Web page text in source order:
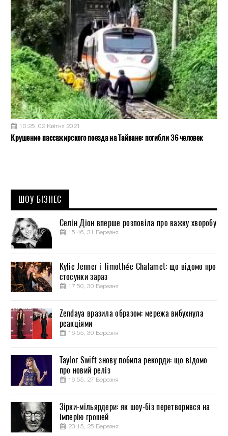
10:25, 02 Квітня 2021
Крушение пассажирского поезда на Тайване: погибли 36 человек
ШОУ-БІЗНЕС
Селін Діон вперше розповіла про важку хворобу
15:46, 31 Березня
Kylie Jenner і Timothée Chalamet: що відомо про
стосунки зараз
17:50, 30 Березня
Zendaya вразила образом: мережа вибухнула
реакціями
16:55, 30 Березня
Taylor Swift знову побила рекорди: що відомо
про новий реліз
16:55, 27 Березня
Зірки-мільярдери: як шоу-біз перетворився на
імперію грошей
23:15, 25 Березня